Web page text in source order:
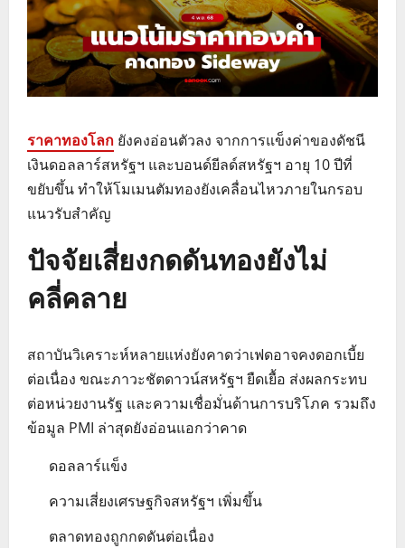
ราคาทองโลก ยังคงอ่อนตัวลง จากการแข็งค่าของดัชนี
เงินดอลลาร์สหรัฐฯ และบอนด์ยีลด์สหรัฐฯ อายุ 10 ปีที่
ขยับขึ้น ทำให้โมเมนตัมทองยังเคลื่อนไหวภายในกรอบ
แนวรับสำคัญ
ปัจจัยเสี่ยงกดดันทองยังไม่
คลี่คลาย
สถาบันวิเคราะห์หลายแห่งยังคาดว่าเฟดอาจคงดอกเบี้ย
ต่อเนื่อง ขณะภาวะชัตดาวน์สหรัฐฯ ยืดเยื้อ ส่งผลกระทบ
ต่อหน่วยงานรัฐ และความเชื่อมั่นด้านการบริโภค รวมถึง
ข้อมูล PMI ล่าสุดยังอ่อนแอกว่าคาด
ดอลลาร์แข็ง
ความเสี่ยงเศรษฐกิจสหรัฐฯ เพิ่มขึ้น
ตลาดทองถูกกดดันต่อเนื่อง